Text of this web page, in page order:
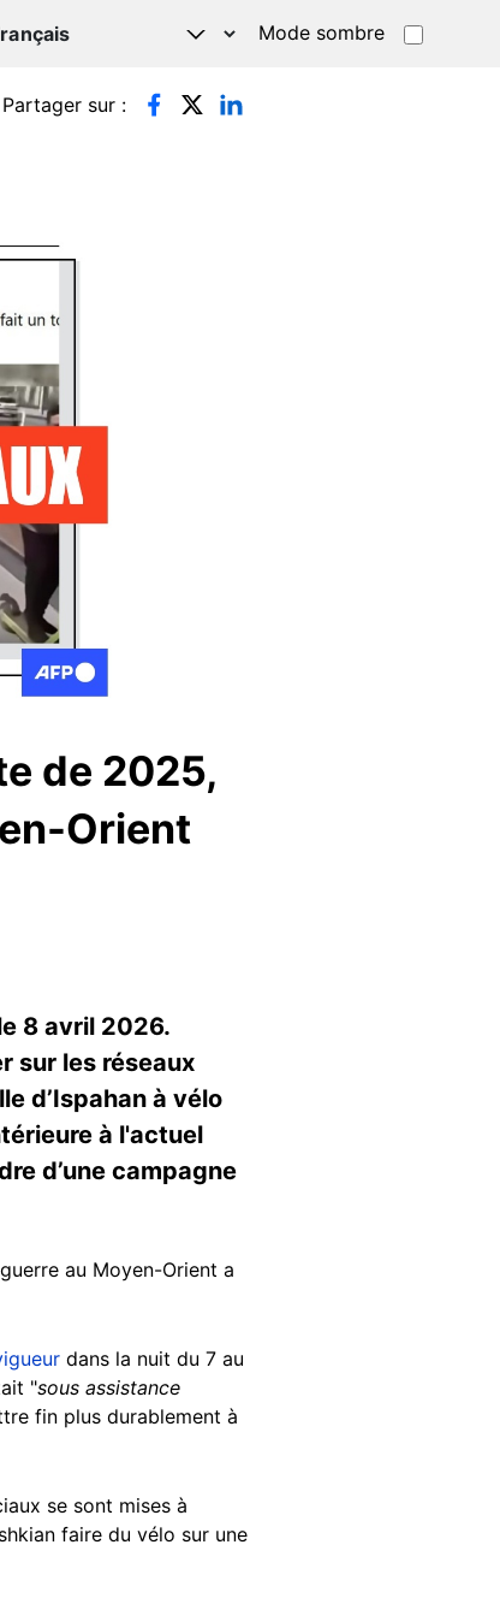
Mode sombre
Partager sur :
de 2025,
Orient
8 avril 2026.
sur les réseaux
d’Ispahan à vélo
à l'actuel
d’une campagne
au Moyen-Orient a
dans la nuit du 7 au
"sous assistance
fin plus durablement à
se sont mises à
faire du vélo sur une